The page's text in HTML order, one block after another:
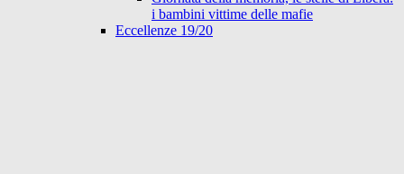
i bambini vittime delle mafie
Eccellenze 19/20